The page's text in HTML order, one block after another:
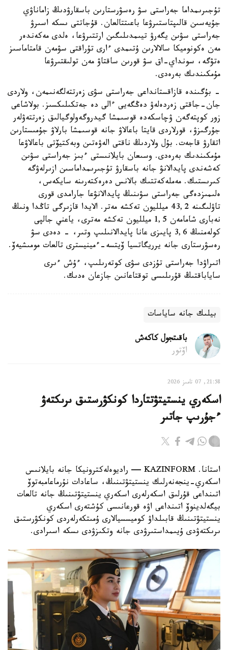
تۇجىرىمداما جەراستى سۋ رەسۋرستارىن باسقارۋدىڭ زاماناۋي
جۇيەسىن قالىپتاستىرۋعا باعىتتالعان. قۇجاتتى ىسكە اسىرۋ
جەراستى سۋىن يگەرۋ تيىمدىلىگىن ارتتىرۋعا، ەلدى مەكەندەر
مەن ەكونوميكا سالالارىن ۇتىمدى ءارى تۇراقتى سۋمەن قامتاماسىز
ەتۋگە، سونداي-اق سۋ قورىن ساقتاۋ مەن تولىقتىرۋعا
مۇمكىندىك بەرەدى.
- بۇگىندە قازاقستانداعى جەراستى سۋى زەرتتەلگەنىمەن، ولاردى
جان-جاقتى زەردەلەۋ دەڭگەيى ءالى دە جەتكىلىكسىز. بولاشاعى
زور كوپتەگەن ۋچاسكەدە قوسىمشا گيدروگەولوگيالىق زەرتتەۋلەر
جۇرگىزۋ، قورلاردى قايتا باعالاۋ جانە قوسىمشا بارلاۋ جۇمىستارىن
اتقارۋ قاجەت. بۇل ولاردىڭ ناقتى الەۋەتىن وبەكتيۆتى باعالاۋعا
مۇمكىندىك بەرەدى. وسىعان بايلانىستى ءبىز جەراستى سۋىن
كەشەندى پايدالانۋ جانە باسقارۋ تۇجىرىمداماسىن ازىرلەۋگە
كىرىستىك. مەملەكەتتىك بالانس دەرەكتەرىنە سايكەس،
ەلىمىزدەگى جەراستى سۋىنىڭ پايدالانۋعا جارامدى قورى
تاۋلىگىنە 43,2 ميلليون تەكشە مەتر. الايدا قازىرگى تاڭدا ونىڭ
نەبارى شامامەن 1,5 ميلليون تەكشە مەترى، ياعني جالپى
كولەمنىڭ 3,6 پايىزى عانا پايدالانىلىپ وتىر، - دەدى سۋ
رەسۋرستارى جانە يرريگاتسيا ۆيتسە-ءمينيسترى تالعات مومىشيەۆ.
اتىراۋدا جەراستى تۇزدى سۋى كوتەرىلىپ، ءۇش ءىرى
ساياباقتىڭ قۇرىلىسى توقتاعانىن جازعان ەدىك.
بيلىك جانە ساياسات
باقىتجول كاكەش
اۆتور
21:58, 07 تامىز 2026
اسكەري ينستيتۋتتاردا كونكۋرستىق ىرىكتەۋ
ءجۇرىپ جاتىر
استانا. KAZINFORM — راديوەلەكترونيكا جانە بايلانىس
اسكەري-ينجەنەرلىك ينستيتۋتىنىڭ، ساعادات نۇرماعامبەتوۆ
اتىنداعى قۇرلىق اسكەرلەرى اسكەري ينستيتۋتىنىڭ جانە تالعات
بيگەلدينوۆ اتىنداعى اۋە قورعانىسى كۇشتەرى اسكەري
ينستيتۋتىنىڭ قابىلداۋ كوميسسيالارى ۇمىتكەرلەردى كونكۋرستىق
ىرىكتەۋدى ۇيىمداستىرۋدى جانە وتكىزۋدى ىسكە اسىرادى.